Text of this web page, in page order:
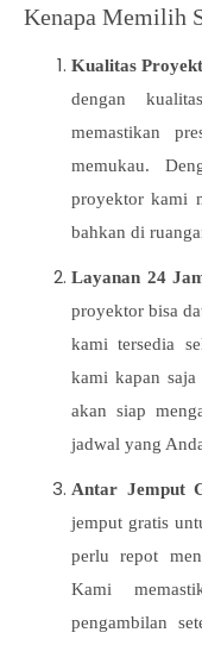
Kenapa Memilih
Kualitas
dengan
memastikan
memukau.
proyektor kami
bahkan di
Layanan 24
proyektor bisa
kami tersedia
kami kapan
akan siap
jadwal yang
Antar Jemput
jemput gratis
perlu repot
Kami
pengambilan